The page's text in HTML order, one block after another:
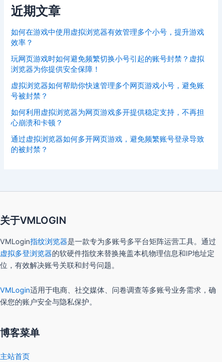
近期文章
如何在游戏中使用虚拟浏览器有效管理多个小号，提升游戏
效率？
玩网页游戏时如何避免频繁切换小号引起的账号封禁？虚拟
浏览器为你提供安全保障！
虚拟浏览器如何帮助你快速管理多个网页游戏小号，避免账
号被封禁？
如何利用虚拟浏览器为网页游戏多开提供稳定支持，不再担
心崩溃和卡顿？
通过虚拟浏览器如何多开网页游戏，避免频繁账号登录导致
的被封禁？
关于VMLOGIN
VMLogin指纹浏览器是一款专为多账号多平台矩阵运营工具。通过
虚拟多登浏览器的软硬件指纹来替换掩盖本机物理信息和IP地址定
位，有效解决账号关联和封号问题。
VMLogin适用于电商、社交媒体、问卷调查等多账号业务需求，确
保您的账户安全与隐私保护。
博客菜单
主站首页